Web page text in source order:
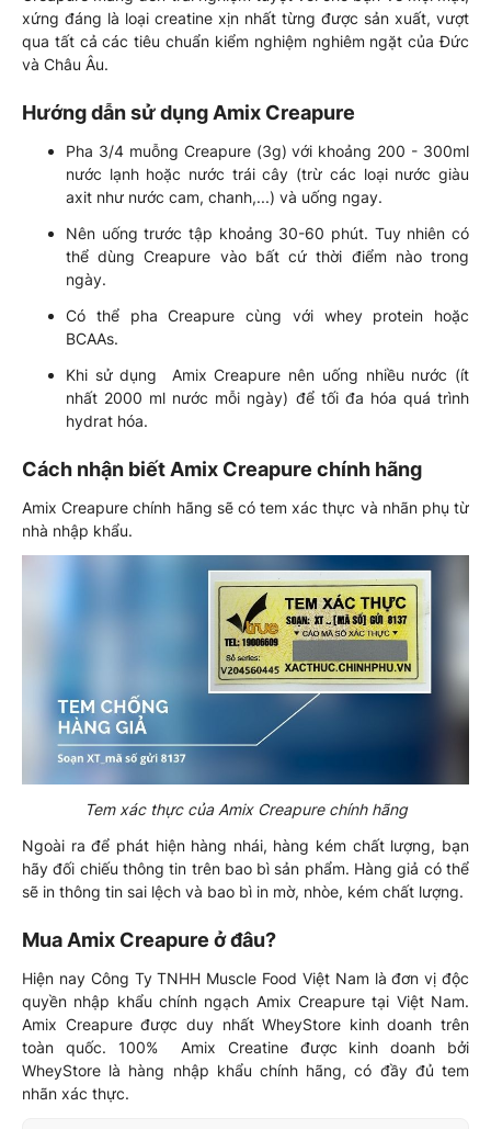
xứng đáng là loại creatine xịn nhất từng được sản xuất, vượt
qua tất cả các tiêu chuẩn kiểm nghiệm nghiêm ngặt của Đức
và Châu Âu.
Hướng dẫn sử dụng Amix Creapure
Pha 3/4 muỗng Creapure (3g) với khoảng 200 - 300ml
nước lạnh hoặc nước trái cây (trừ các loại nước giàu
axit như nước cam, chanh,...) và uống ngay.
Nên uống trước tập khoảng 30-60 phút. Tuy nhiên có
thể dùng Creapure vào bất cứ thời điểm nào trong
ngày.
Có thể pha Creapure cùng với whey protein hoặc
BCAAs.
Khi sử dụng Amix Creapure nên uống nhiều nước (ít
nhất 2000 ml nước mỗi ngày) để tối đa hóa quá trình
hydrat hóa.
Cách nhận biết Amix Creapure chính hãng
Amix Creapure chính hãng sẽ có tem xác thực và nhãn phụ từ
nhà nhập khẩu.
Tem xác thực của Amix Creapure chính hãng
Ngoài ra để phát hiện hàng nhái, hàng kém chất lượng, bạn
hãy đối chiếu thông tin trên bao bì sản phẩm. Hàng giả có thể
sẽ in thông tin sai lệch và bao bì in mờ, nhòe, kém chất lượng.
Mua Amix Creapure ở đâu?
Hiện nay Công Ty TNHH Muscle Food Việt Nam là đơn vị độc
quyền nhập khẩu chính ngạch Amix Creapure tại Việt Nam.
Amix Creapure được duy nhất WheyStore kinh doanh trên
toàn quốc. 100% Amix Creatine được kinh doanh bởi
WheyStore là hàng nhập khẩu chính hãng, có đầy đủ tem
nhãn xác thực.